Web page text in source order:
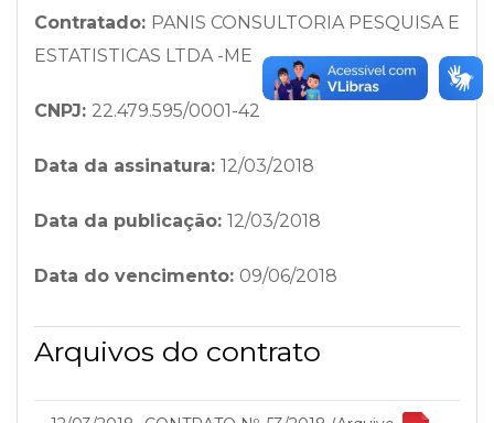
Contratado: PANIS CONSULTORIA PESQUISA E
ESTATISTICAS LTDA -ME
CNPJ: 22.479.595/0001-42
Data da assinatura: 12/03/2018
Data da publicação: 12/03/2018
Data do vencimento: 09/06/2018
Arquivos do contrato